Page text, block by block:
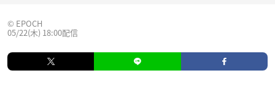
© EPOCH
05/22(木) 18:00配信